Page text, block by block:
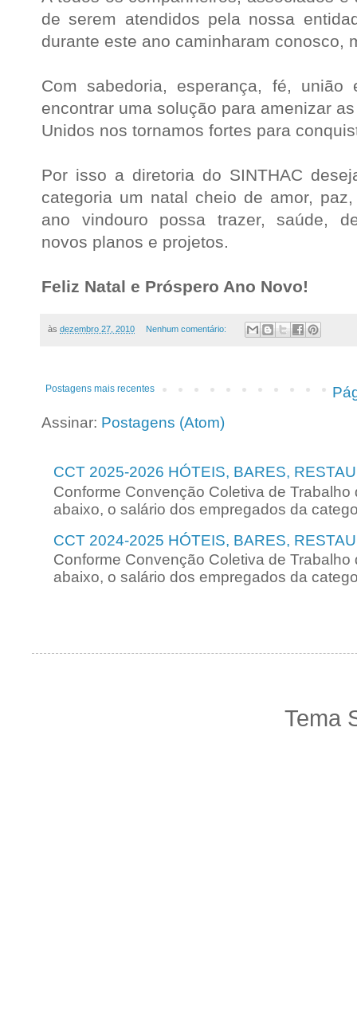
de serem atendidos pela nossa
durante este ano caminharam conosco,
Com sabedoria, esperança, fé,
encontrar uma solução para amenizar
Unidos nos tornamos fortes para
Por isso a diretoria do SINTHAC
categoria um natal cheio de amor,
ano vindouro possa trazer, saúde,
novos planos e projetos.
Feliz Natal e Próspero Ano Novo!
às dezembro 27, 2010 Nenhum comentário:
Postagens mais recentes
Assinar: Postagens (Atom)
CCT 2025-2026 HÓTEIS, BARES,
Conforme Convenção Coletiva de
abaixo, o salário dos empregados da
CCT 2024-2025 HÓTEIS, BARES,
Conforme Convenção Coletiva de
abaixo, o salário dos empregados da
Tema